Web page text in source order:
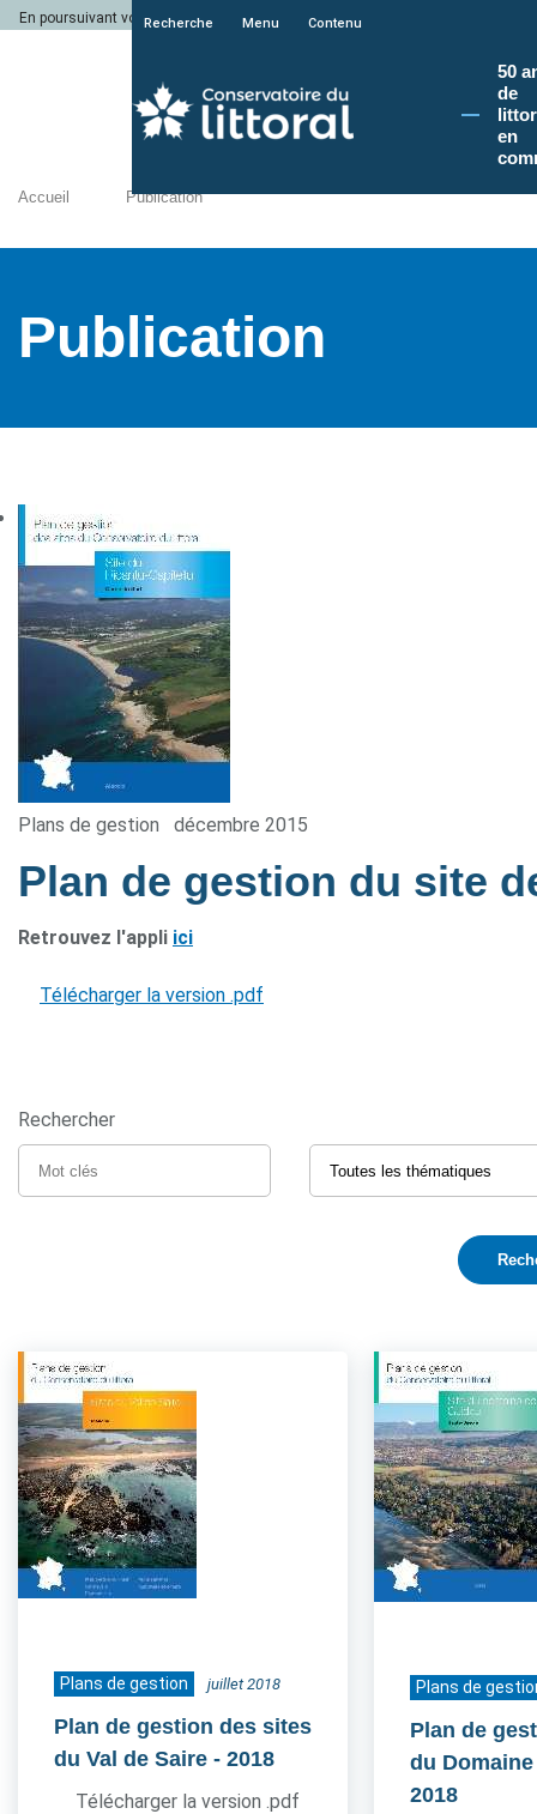
En poursuivant votre navigation sur le site du Conservatoire du littoral, vous
Recherche Menu Contenu
50
de
en
Accueil Publication
Publication
Plans de gestion décembre 2015
Plan de gestion du site
Retrouvez l'appli ici
Télécharger la version .pdf
Rechercher
Plans de gestion juillet 2018
Plan de gestion des sites
du Val de Saire - 2018
Télécharger la version .pdf
Plans de
Plan de
du
2018